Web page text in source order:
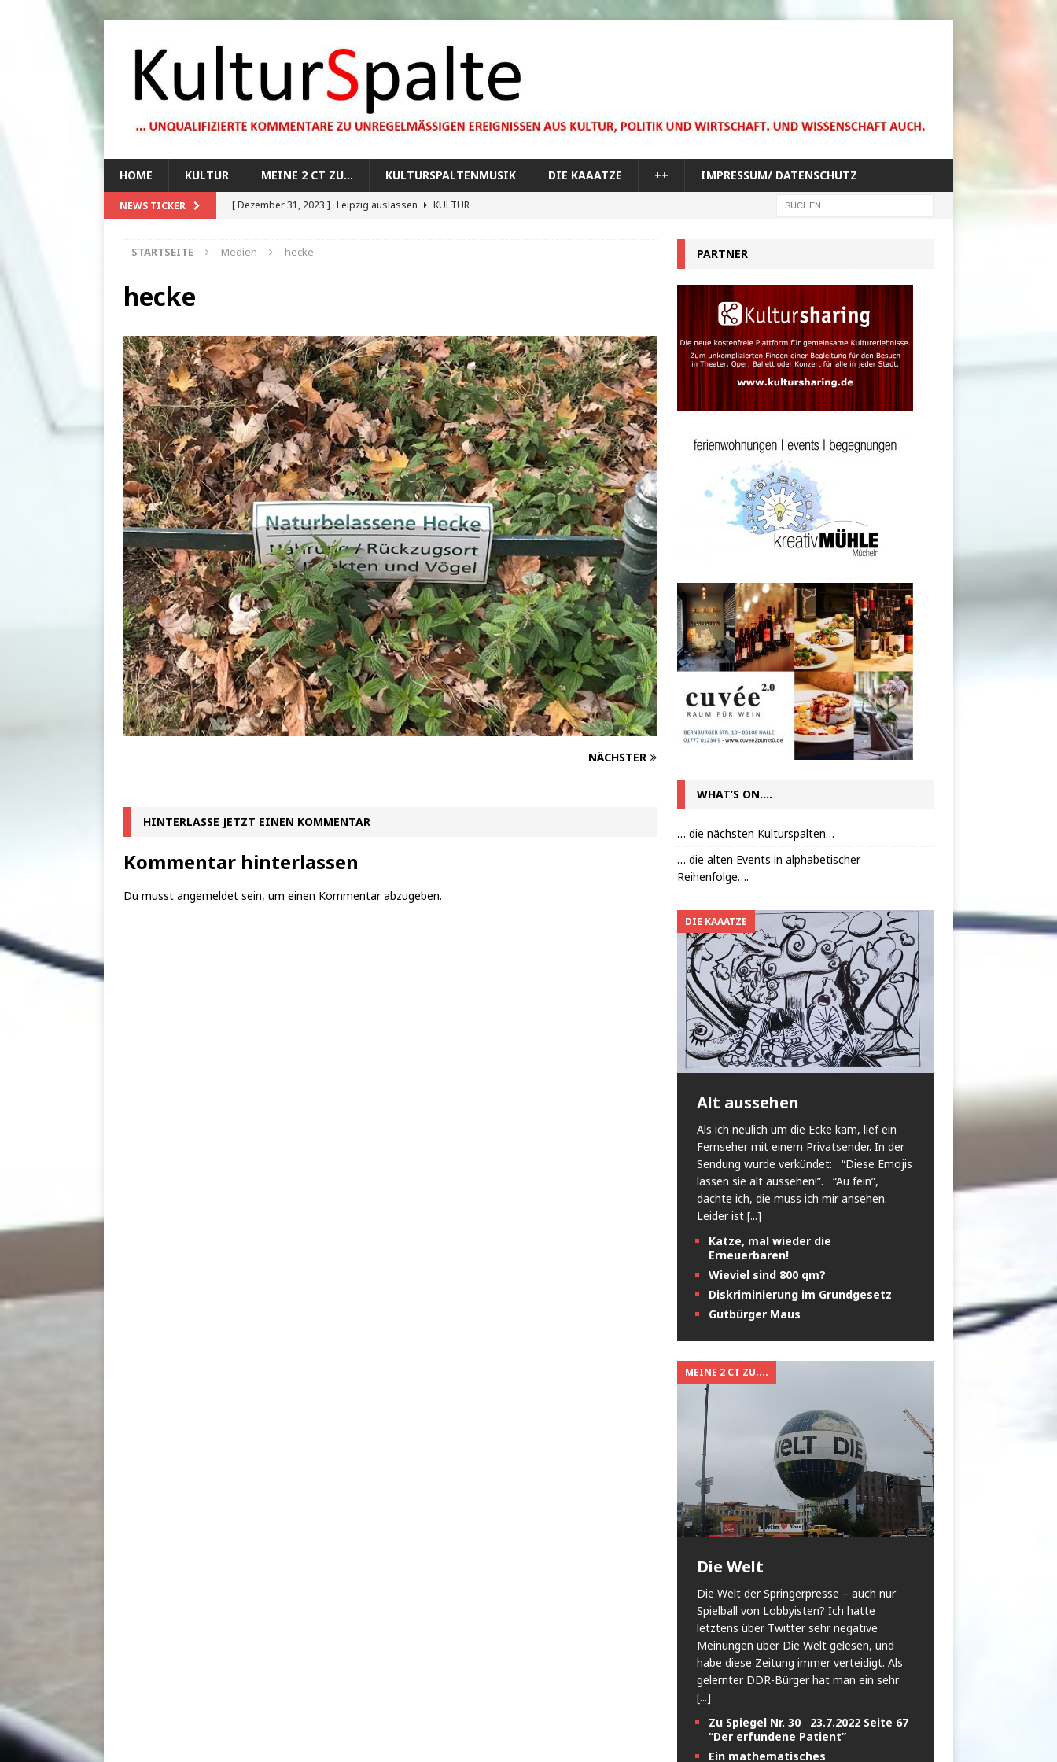
HOME KULTUR MEINE 2 CT ZU… KULTURSPALTENMUSIK DIE KAAATZE ++ IMPRESSUM/ DATENSCHUTZ
NEWS TICKER [ Dezember 31, 2023 ] Leipzig auslassen
KULTUR
[ August 13, 2023 ]
STARTSEITE Medien hecke
hecke
NÄCHSTER
HINTERLASSE JETZT EINEN KOMMENTAR
Kommentar hinterlassen
Du musst angemeldet sein, um einen Kommentar abzugeben.
PARTNER
WHAT’S ON….
… die nächsten Kulturspalten…
… die alten Events in alphabetischer
Reihenfolge….
DIE KAAATZE
Alt aussehen
Als ich neulich um die Ecke kam, lief ein
Fernseher mit einem Privatsender. In der
Sendung wurde verkündet: “Diese Emojis
lassen sie alt aussehen!”. “Au fein”,
dachte ich, die muss ich mir ansehen.
Leider ist [...]
Katze, mal wieder die
Erneuerbaren!
Wieviel sind 800 qm?
Diskriminierung im Grundgesetz
Gutbürger Maus
MEINE 2 CT ZU....
Die Welt
Die Welt der Springerpresse – auch nur
Spielball von Lobbyisten? Ich hatte
letztens über Twitter sehr negative
Meinungen über Die Welt gelesen, und
habe diese Zeitung immer verteidigt. Als
gelernter DDR-Bürger hat man ein sehr
[...]
Zu Spiegel Nr. 30 23.7.2022 Seite 67
“Der erfundene Patient”
Ein mathematisches